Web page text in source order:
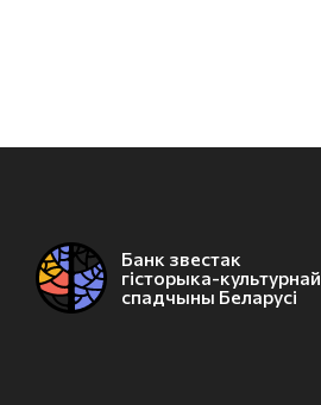
Банк звестак
гісторыка-культурнай
спадчыны Беларусі